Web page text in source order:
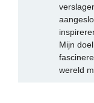
Mijn
wereld